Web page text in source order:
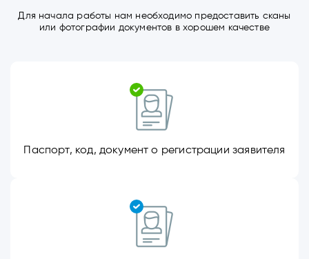
Для начала работы нам необходимо предоставить сканы
или фотографии документов в хорошем качестве
Паспорт, код, документ о регистрации заявителя